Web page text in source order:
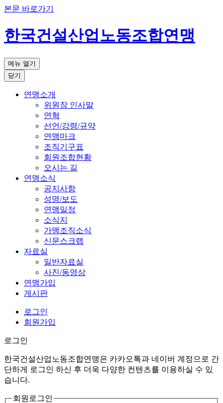
본문 바로가기
한국건설산업노동조합연맹
메뉴 열기
닫기
연맹소개
위원장 인사말
연혁
선언/강령/규약
연맹마크
조직기구표
회원조합현황
오시는 길
연맹소식
공지사항
성명/보도
연맹일정
소식지
가맹조직소식
신문스크랩
자료실
일반자료실
사진/동영상
연맹가입
게시판
로그인
회원가입
로그인
한국건설산업노동조합연맹은 카카오톡과 네이버 계정으로 간
단하게 로그인 하신 후 더욱 다양한 컨텐츠를 이용하실 수 있
습니다.
회원로그인